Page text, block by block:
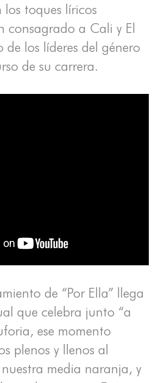
toques líricos
consagrado a Cali y El
los líderes del género
de su carrera.
de “Por Ella” llega
que celebra junto “a
ese momento
plenos y llenos al
media naranja, y